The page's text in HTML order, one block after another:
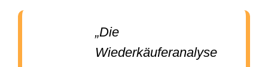
„Die
Wiederkäuferanalyse